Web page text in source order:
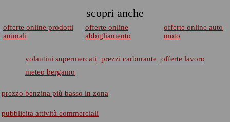
scopri anche
offerte online prodotti
animali
offerte online
abbigliamento
offerte online auto
moto
volantini supermercati prezzi carburante
offerte lavoro
meteo bergamo
prezzo benzina più basso in zona
pubblicita attività commerciali